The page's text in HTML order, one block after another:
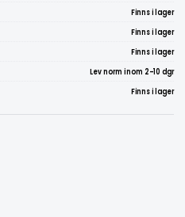
Finns i lager
Finns i lager
Finns i lager
Lev norm inom 2-10 dgr
Finns i lager